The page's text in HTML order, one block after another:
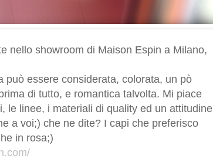
nello showroom di Maison Espin a Milano,
può essere considerata, colorata, un pò
di tutto, e romantica talvolta. Mi piace
le linee, i materiali di quality ed un attitudine
a voi;) che ne dite? I capi che preferisco
in rosa;)